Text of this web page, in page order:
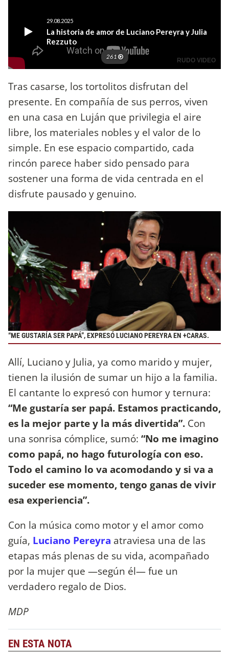
Tras casarse, los tortolitos disfrutan del
presente. En compañía de sus perros, viven
en una casa en Luján que privilegia el aire
libre, los materiales nobles y el valor de lo
simple. En ese espacio compartido, cada
rincón parece haber sido pensado para
sostener una forma de vida centrada en el
disfrute pausado y genuino.
“ME GUSTARÍA SER PAPÁ”, EXPRESÓ LUCIANO PEREYRA EN +CARAS.
Allí, Luciano y Julia, ya como marido y mujer,
tienen la ilusión de sumar un hijo a la familia.
El cantante lo expresó con humor y ternura:
“Me gustaría ser papá. Estamos practicando,
es la mejor parte y la más divertida”. Con
una sonrisa cómplice, sumó: “No me imagino
como papá, no hago futurología con eso.
Todo el camino lo va acomodando y si va a
suceder ese momento, tengo ganas de vivir
esa experiencia”.
Con la música como motor y el amor como
guía, Luciano Pereyra atraviesa una de las
etapas más plenas de su vida, acompañado
por la mujer que —según él— fue un
verdadero regalo de Dios.
MDP
EN ESTA NOTA